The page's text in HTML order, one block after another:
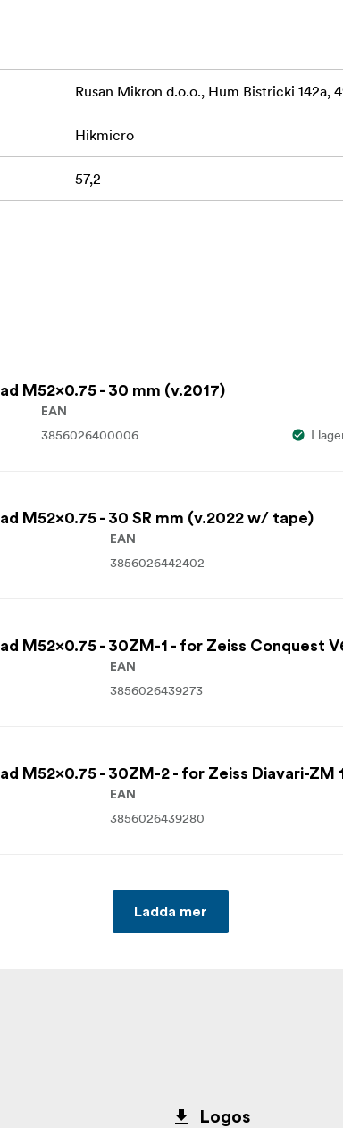
Rusan Mikron d.o.o., Hum Bistricki 142a,
Hikmicro
57,2
M52x0.75 - 30 mm (v.2017)
EAN
3856026400006 I
M52x0.75 - 30 SR mm (v.2022 w/ tape)
EAN
3856026442402
M52x0.75 - 30ZM-1 - for Zeiss Conquest
EAN
3856026439273
M52x0.75 - 30ZM-2 - for Zeiss Diavari-ZM
EAN
3856026439280
Ladda mer
Logos